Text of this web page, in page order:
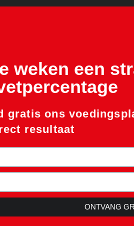
weken een
gratis ons
resultaat
ONTVANG